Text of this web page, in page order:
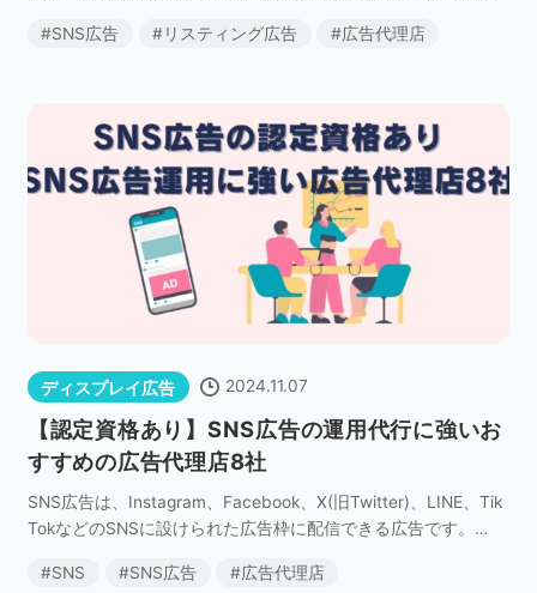
常に難しいでしょう。 そういった場合、多くの企業は […]
SNS広告 リスティング広告 広告代理店
ディスプレイ広告 2024.11.07
【認定資格あり】SNS広告の運用代行に強いお
すすめの広告代理店8社
SNS広告は、Instagram、Facebook、X(旧Twitter)、LINE、Tik
TokなどのSNSに設けられた広告枠に配信できる広告です。
S広告の特 […]
SNS SNS広告 広告代理店